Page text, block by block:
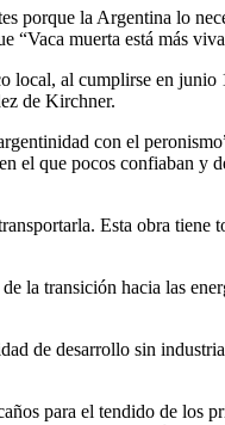
porque la Argentina lo
“Vaca muerta está más
al cumplirse en
de Kirchner.
con el
que pocos confiaban y
Esta obra
la transición hacia las
de desarrollo sin
para el tendido de los